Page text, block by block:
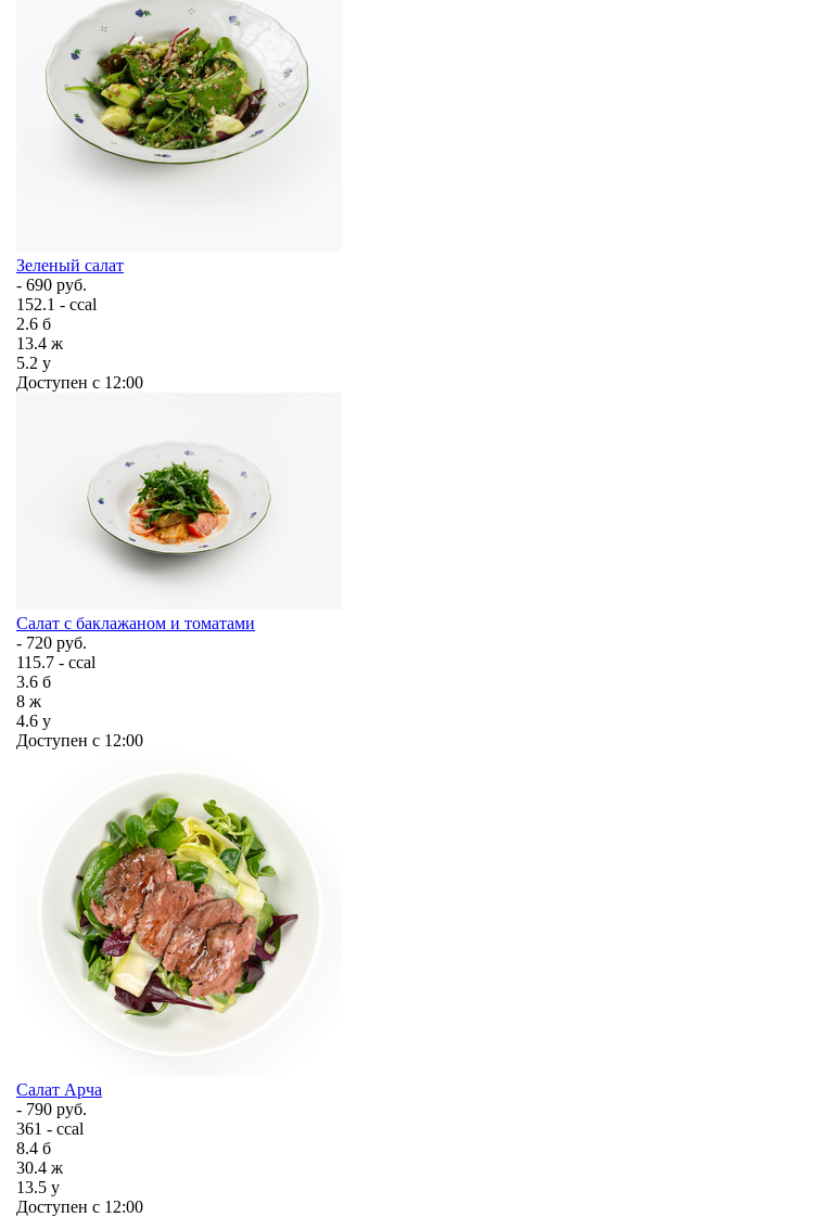
Зеленый салат
- 690 руб.
152.1 - ccal
2.6 б
13.4 ж
5.2 у
Доступен с 12:00
Салат с баклажаном и томатами
- 720 руб.
115.7 - ccal
3.6 б
8 ж
4.6 у
Доступен с 12:00
Салат Арча
- 790 руб.
361 - ccal
8.4 б
30.4 ж
13.5 у
Доступен с 12:00